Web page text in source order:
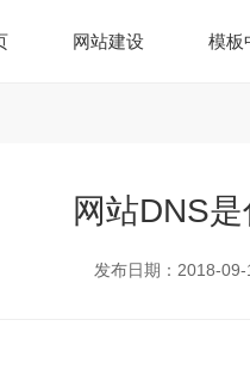
网站建设 模板
网站DNS
发布日期：2018-09-